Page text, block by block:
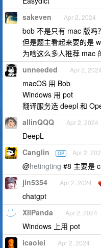
sakeven Apr 2, 2024
bob 不是只有 mac 版吗？
但是题主看起来要的是
为啥这么多人推荐 mac
unneeded Apr 2, 2024
macOS 用 Bob
Windows 用 pot
翻译服务选 deepl 和
allinQQQ Apr 2, 2024
DeepL
Canglin OP Apr 2,
@hetingting #8 主要是
jin5354 Apr 2, 2024
chatgpt
XIIPanda Apr 2, 2024
Windows 上用 pot
icaolei Apr 2, 2024